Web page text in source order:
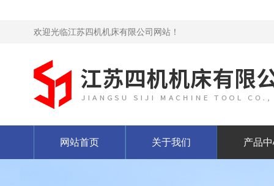
欢迎光临江苏四机机床有限公司网站！
网站首页 关于我们 产品